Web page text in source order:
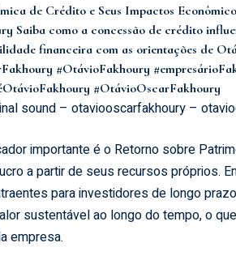
de Crédito e Seus Impactos
Saiba como a concessão de crédito
financeira com as orientações de
#OtávioFakhoury
#OtávioOscarFakhoury
sound – otaviooscarfakhoury –
importante é o Retorno sobre
a partir de seus recursos próprios.
para investidores de longo
sustentável ao longo do tempo, o
empresa.